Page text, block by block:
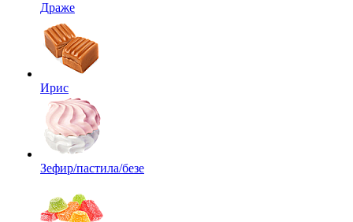
Драже
Ирис
Зефир/пастила/безе